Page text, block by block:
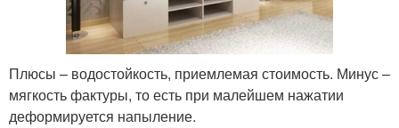
Плюсы – водостойкость, приемлемая стоимость. Минус –
мягкость фактуры, то есть при малейшем нажатии
деформируется напыление.